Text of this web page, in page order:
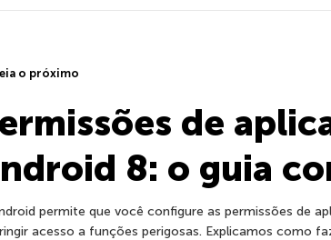
o próximo
de
8: o guia
permite que você configure as permissões de
acesso a funções perigosas. Explicamos como